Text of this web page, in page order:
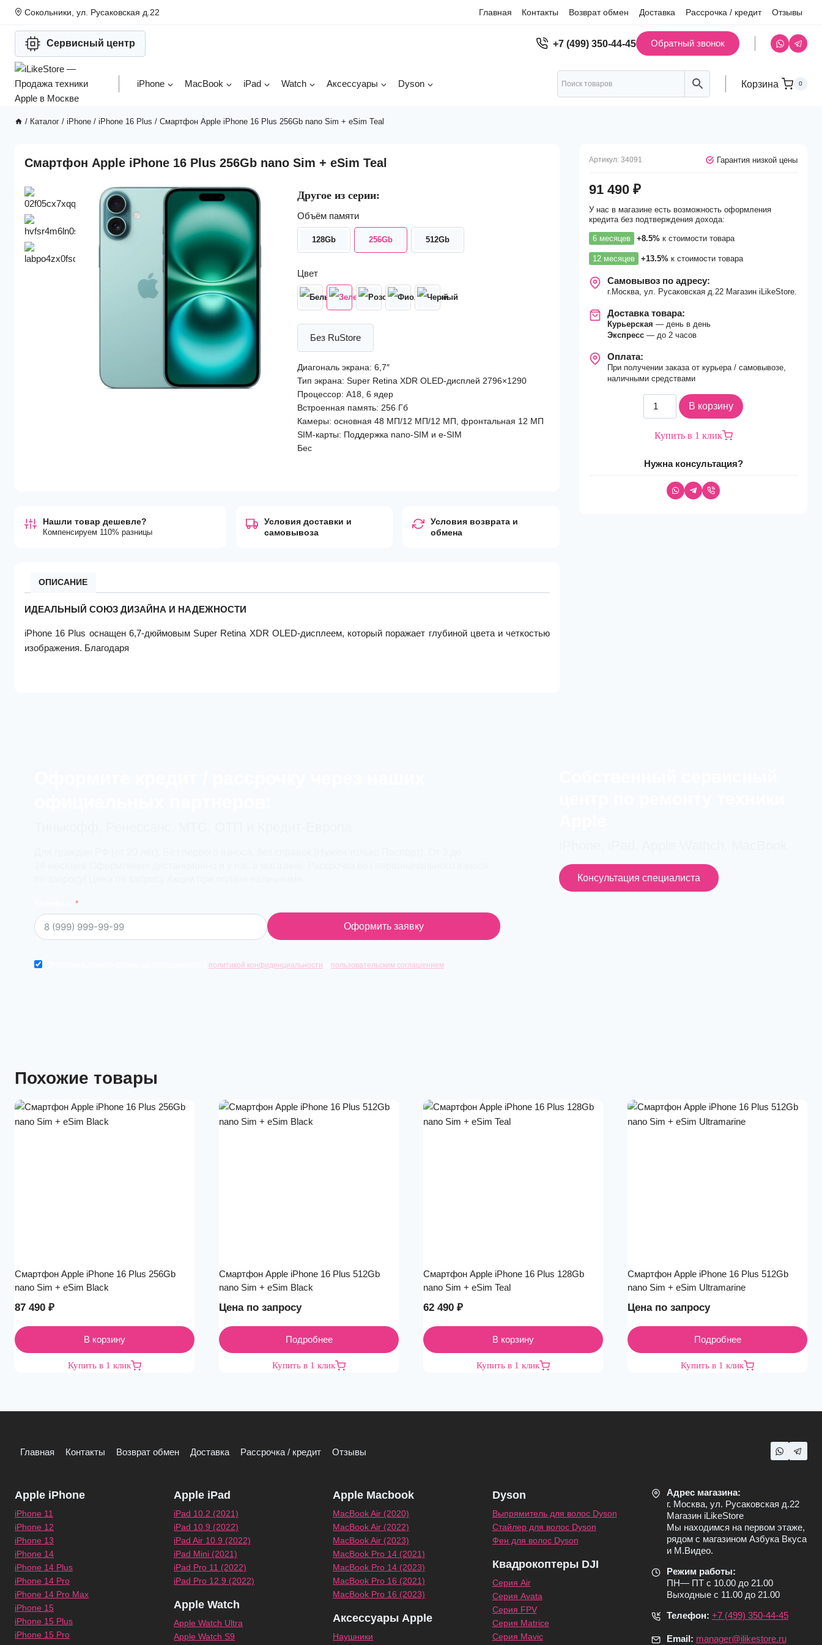
Перейти
содержимому
Сокольники, ул. Русаковская д.22 Главная Контакты Возврат обмен Доставка Рассрочка / кредит Отзывы
Сервисный центр +7 (499) 350-44-45 Обратный звонок
iPhone MacBook iPad Watch Аксессуары Dyson Корзина 0
/ Каталог / iPhone / iPhone 16 Plus / Смартфон Apple iPhone 16 Plus 256Gb nano Sim + eSim Teal
Смартфон Apple iPhone 16 Plus 256Gb nano Sim + eSim Teal
Другое из серии:
Объём памяти
128Gb 256Gb 512Gb
Цвет
Без RuStore
Диагональ экрана: 6,7″
Тип экрана: Super Retina XDR OLED-дисплей 2796×1290
Процессор: A18, 6 ядер
Встроенная память: 256 Гб
Камеры: основная 48 МП/12 МП/12 МП, фронтальная 12 МП
SIM-карты: Поддержка nano-SIM и e-SIM
Бес
Нашли товар дешевле?
Компенсируем 110% разницы
Условия доставки и
самовывоза
Условия возврата и
обмена
ОПИСАНИЕ
ИДЕАЛЬНЫЙ СОЮЗ ДИЗАЙНА И НАДЕЖНОСТИ
iPhone 16 Plus оснащен 6,7-дюймовым Super Retina XDR OLED-дисплеем, который поражает глубиной цвета и четкостью
изображения. Благодаря
Артикул:34091 Гарантия низкой цены
91 490₽
У нас в магазине есть возможность оформления
кредита без подтверждения дохода:
6 месяцев +8.5% к стоимости товара
12 месяцев +13.5% к стоимости товара
Самовывоз по адресу:
г.Москва, ул. Русаковская д.22 Магазин iLikeStore.
Доставка товара:
Курьерская— день в день
Экспресс— до 2 часов
Оплата:
При получении заказа от курьера / самовывозе,
наличными средствами
Количество
товара
Смартфон
iPhone
В корзину
Купить в 1 клик
Нужна консультация?
Оформить заявку
политикой конфиденциальности пользовательским соглашением
Консультация специалиста
Похожие товары
Смартфон Apple iPhone 16 Plus 256Gb
nano Sim + eSim Black
87 490 ₽
В корзину
Купить в 1 клик
Смартфон Apple iPhone 16 Plus 512Gb
nano Sim + eSim Black
Цена по запросу
Подробнее
Купить в 1 клик
Смартфон Apple iPhone 16 Plus 128Gb
nano Sim + eSim Teal
62 490 ₽
В корзину
Купить в 1 клик
Смартфон Apple iPhone 16 Plus 512Gb
nano Sim + eSim Ultramarine
Цена по запросу
Подробнее
Купить в 1 клик
Главная Контакты Возврат обмен Доставка Рассрочка / кредит Отзывы
Apple iPhone
iPhone 11
iPhone 12
iPhone 13
iPhone 14
iPhone 14 Plus
iPhone 14 Pro
iPhone 14 Pro Max
iPhone 15
iPhone 15 Plus
iPhone 15 Pro
Apple iPad
iPad 10.2 (2021)
iPad 10.9 (2022)
iPad Air 10.9 (2022)
iPad Mini (2021)
iPad Pro 11 (2022)
iPad Pro 12.9 (2022)
Apple Watch
Apple Watch Ultra
Apple Watch S9
Apple Macbook
MacBook Air (2020)
MacBook Air (2022)
MacBook Air (2023)
MacBook Pro 14 (2021)
MacBook Pro 14 (2023)
MacBook Pro 16 (2021)
MacBook Pro 16 (2023)
Аксессуары Apple
Наушники
Dyson
Выпрямитель для волос Dyson
Стайлер для волос Dyson
Фен для волос Dyson
Квадрокоптеры DJI
Серия Air
Серия Avata
Серия FPV
Серия Matrice
Серия Mavic
Адрес магазина:
г. Москва, ул. Русаковская д.22
Магазин iLikeStore
Мы находимся на первом этаже,
рядом с магазином Азбука Вкуса
и М.Видео.
Режим работы:
ПН— ПТ с 10.00 до 21.00
Выходные с 11.00 до 21.00
Телефон: +7 (499) 350-44-45
Email: manager@ilikestore.ru